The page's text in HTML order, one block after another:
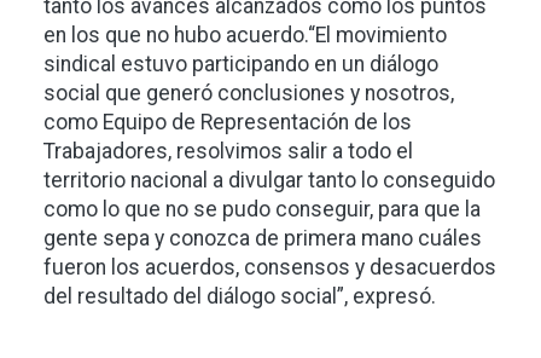
tanto los avances alcanzados como los puntos
en los que no hubo acuerdo.“El movimiento
sindical estuvo participando en un diálogo
social que generó conclusiones y nosotros,
como Equipo de Representación de los
Trabajadores, resolvimos salir a todo el
territorio nacional a divulgar tanto lo conseguido
como lo que no se pudo conseguir, para que la
gente sepa y conozca de primera mano cuáles
fueron los acuerdos, consensos y desacuerdos
del resultado del diálogo social”, expresó.